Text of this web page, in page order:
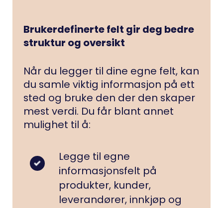
Brukerdefinerte felt gir deg bedre
struktur og oversikt
Når du legger til dine egne felt, kan
du samle viktig informasjon på ett
sted og bruke den der den skaper
mest verdi. Du får blant annet
mulighet til å:
Legge til egne
informasjonsfelt på
produkter, kunder,
leverandører, innkjøp og